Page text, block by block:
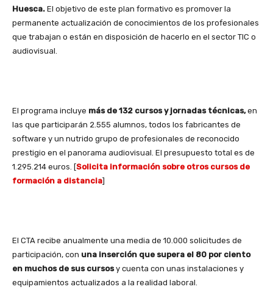
Huesca. El objetivo de este plan formativo es promover la
permanente actualización de conocimientos de los profesionales
que trabajan o están en disposición de hacerlo en el sector TIC o
audiovisual.
El programa incluye más de 132 cursos y jornadas técnicas,en
las que participarán 2.555 alumnos, todos los fabricantes de
software y un nutrido grupo de profesionales de reconocido
prestigio en el panorama audiovisual. El presupuesto total es de
1.295.214 euros. [Solicita información sobre otros cursos de
formación a distancia]
El CTA recibe anualmente una media de 10.000 solicitudes de
participación, con una inserción que supera el 80 por ciento
en muchos de sus cursosy cuenta con unas instalaciones y
equipamientos actualizados a la realidad laboral.